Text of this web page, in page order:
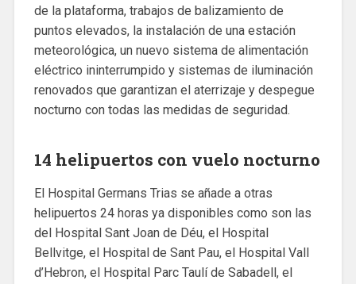
de la plataforma, trabajos de balizamiento de
puntos elevados, la instalación de una estación
meteorológica, un nuevo sistema de alimentación
eléctrico ininterrumpido y sistemas de iluminación
renovados que garantizan el aterrizaje y despegue
nocturno con todas las medidas de seguridad.
14 helipuertos con vuelo nocturno
El Hospital Germans Trias se añade a otras
helipuertos 24 horas ya disponibles como son las
del Hospital Sant Joan de Déu, el Hospital
Bellvitge, el Hospital de Sant Pau, el Hospital Vall
d’Hebron, el Hospital Parc Taulí de Sabadell, el